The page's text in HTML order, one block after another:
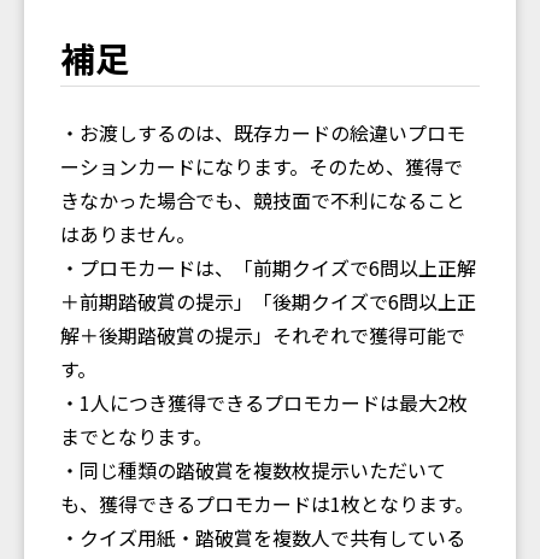
補足
・お渡しするのは、既存カードの絵違いプロモ
ーションカードになります。そのため、獲得で
きなかった場合でも、競技面で不利になること
はありません。
・プロモカードは、「前期クイズで6問以上正解
＋前期踏破賞の提示」「後期クイズで6問以上正
解＋後期踏破賞の提示」それぞれで獲得可能で
す。
・1人につき獲得できるプロモカードは最大2枚
までとなります。
・同じ種類の踏破賞を複数枚提示いただいて
も、獲得できるプロモカードは1枚となります。
・クイズ用紙・踏破賞を複数人で共有している